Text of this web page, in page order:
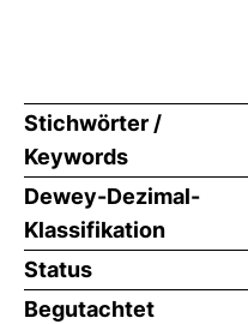
Stichwörter /
Keywords
Dewey-Dezimal-
Klassifikation
Status
Begutachtet